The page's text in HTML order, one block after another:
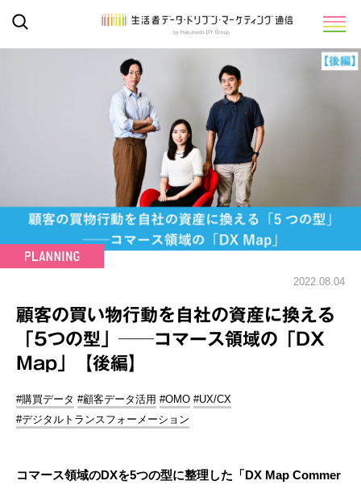
2022.08.04
顧客の買い物行動を自社の資産に換える
「5つの型」──コマース領域の「DX
Map」【後編】
#購買データ #顧客データ活用 #OMO #UX/CX
#デジタルトランスフォーメーション
コマース領域のDXを5つの型に整理した「DX Map Commer